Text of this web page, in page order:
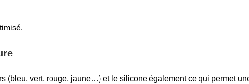
(bleu, vert, rouge, jaune…) et le silicone également ce qui permet